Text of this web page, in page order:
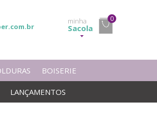
minha
Sacola
0
BOISERIE
LANÇAMENTOS